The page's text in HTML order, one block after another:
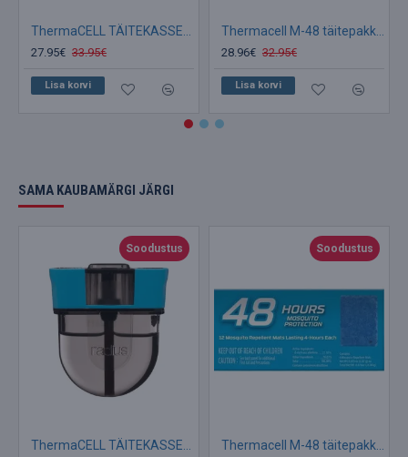
27.95€ 33.95€
Lisa korvi
28.96€ 32.95€
Lisa korvi
SAMA KAUBAMÄRGI JÄRGI
Soodustus Soodustus